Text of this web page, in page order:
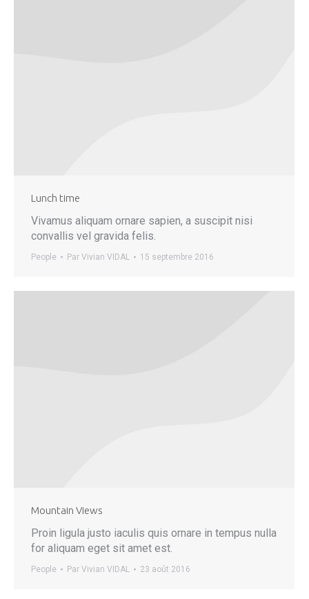
Lunch time
Vivamus aliquam ornare sapien, a suscipit nisi
convallis vel gravida felis.
People Par Vivian VIDAL 15 septembre 2016
Mountain Views
Proin ligula justo iaculis quis ornare in tempus nulla
for aliquam eget sit amet est.
People Par Vivian VIDAL 23 août 2016